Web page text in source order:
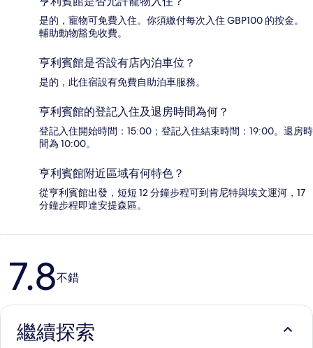
是的，寵物可免費入住。你須繳付每次入住 GBP100 的按金。
輔助動物豁免收費。
亨利賓館是否設有店內泊車位？
是的，此住宿設有免費自助泊車服務。
亨利賓館的登記入住及退房時間為何？
登記入住開始時間：15:00；登記入住結束時間：19:00。退房時
間為 10:00。
亨利賓館附近區域有何特色？
從亨利賓館出發，短短 12 分鐘步程可到肯尼特與埃文運河，17
分鐘步程即達安提森區。
評
價
7.8不錯
繼續探索